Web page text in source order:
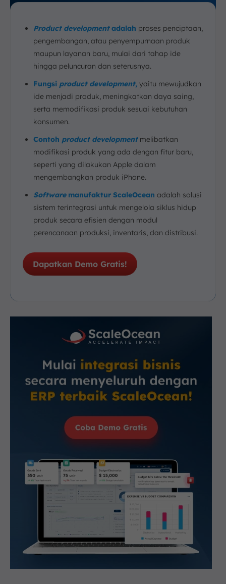
3. Perencanaan Kapasitas Produksi
4. Manajemen Kualitas
5. Maintenance dan Perbaikan
6. Manajemen Persediaan dan Logistik
Tahapan Product Development Life Cycle
1. Ideation dan Identifikasi Kebutuhan Pasar
2. Riset Pasar dan Penyaringan Ide
3. Perencanaan dan Analisis Bisnis
4. Desain Produk
5. Pengembangan Prototipe
6. Pengujian Produk
7. Finalisasi dan Pengembangan Produksi
8. Produksi Massal
9. Pemasaran dan Penjualan
Tantangan dalam Product Development
1. Kurangnya Pemahaman Pasar
4. Persaingan Pasar yang Ketat
5. Perubahan Regulasi dan Kebijakan
9. Pengelolaan Waktu Pengembangan
Manufaktur ScaleOcean
Kesimpulan
FAQ:
Product developmentadalah proses penciptaan,
pengembangan, atau penyempurnaan produk
maupun layanan baru, mulai dari tahap ide
hingga peluncuran dan seterusnya.
Fungsi product development, yaitu mewujudkan
ide menjadi produk, meningkatkan daya saing,
serta memodifikasi produk sesuai kebutuhan
konsumen.
Contoh product developmentmelibatkan
modifikasi produk yang ada dengan fitur baru,
seperti yang dilakukan Apple dalam
mengembangkan produk iPhone.
Softwaremanufaktur ScaleOcean adalah solusi
sistem terintegrasi untuk mengelola siklus hidup
produk secara efisien dengan modul
perencanaan produksi, inventaris, dan distribusi.
Dapatkan Demo Gratis!